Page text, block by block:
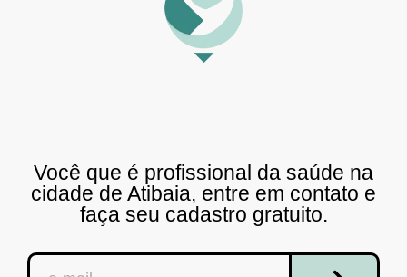
Você que é profissional da saúde na
cidade de Atibaia, entre em contato e
faça seu cadastro gratuito.